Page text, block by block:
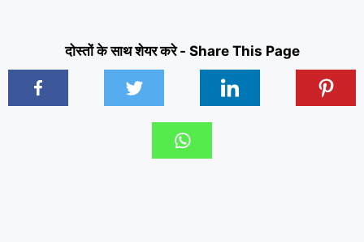
दोस्तों के साथ शेयर करे - Share This Page